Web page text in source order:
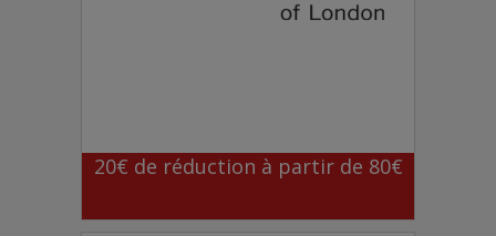
20€ de réduction à partir de 80€